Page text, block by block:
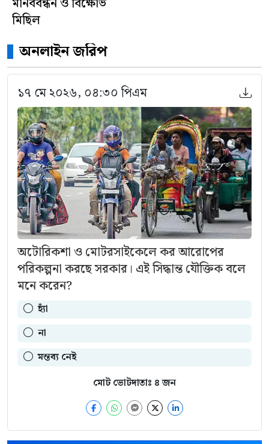
মানববন্ধন ও বিক্ষোভ
মিছিল
অনলাইন জরিপ
১৭ মে ২০২৬, ০৪:৩০ পিএম
অটোরিকশা ও মোটরসাইকেলে কর আরোপের
পরিকল্পনা করছে সরকার। এই সিদ্ধান্ত যৌক্তিক বলে
মনে করেন?
হ্যাঁ
না
মন্তব্য নেই
মোট ভোটদাতাঃ ৪জন